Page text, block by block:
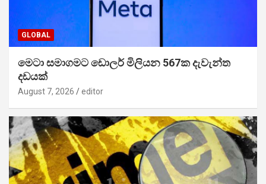
GLOBAL
මෙටා සමාගමට ඩොලර් මිලියන 567ක දැවැන්ත
දඩයක්
August 7, 2026 editor